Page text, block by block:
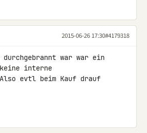
2015-06-26 17:30#4179318
war war ein
interne
evtl beim Kauf drauf